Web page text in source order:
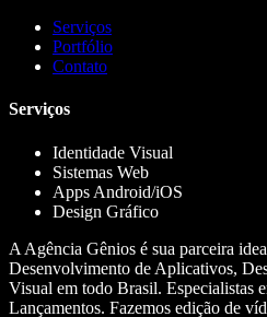
Serviços
Portfólio
Contato
Serviços
Identidade Visual
Sistemas Web
Apps Android/iOS
Design Gráfico
A Agência Gênios é sua parceira
Desenvolvimento de Aplicativos,
Visual em todo Brasil. Especialistas
Lançamentos. Fazemos edição de